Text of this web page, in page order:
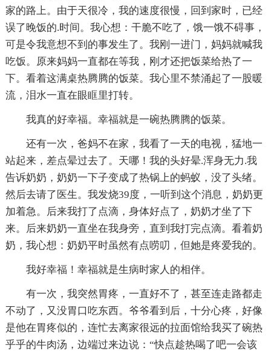
家的路上。由于天很冷，我的速度很慢，回到家时，已经
误了晚饭的.时间。我心想：干脆不吃了，饿一饿不碍事，
可是令我意想不到的事发生了。我刚一进门，妈妈就喊我
吃饭。原来妈妈一直都在等我，刚才还把饭菜给热了一
下。看着这满桌热腾腾的饭菜。我心里不禁涌起了一股暖
流，泪水一直在眼眶里打转。
我真的好幸福。幸福就是一碗热腾腾的饭菜。
还有一次，爸妈不在家，我看了一天的电视，猛地一
站起来，差点晕过去了。天哪！我的头好晕.浑身无力.我
告诉奶奶，奶奶一下子变成了热锅上的蚂蚁，没了头绪。
然后去请了医生。我发烧39度，一听到这个消息，奶奶更
加着急。后来我打了点滴，身体好点了，奶奶才坐了下
来。后来奶奶一直坐在我身旁，直到我打完点滴。看着奶
奶，我心想：奶奶平时虽然有点唠叨，但她是疼爱我的。
我好幸福！幸福就是生病时家人的相伴。
有一次，我突然胃疼，一直好不了，甚至连走路都走
不动了，又没胃口吃东西。爷爷看到后，十分心疼，好像
是他在胃疼似的，连忙去离家很远的拉面馆给我买了碗热
乎乎的牛肉汤，边端过来边说：“快点趁热喝了吧一会该